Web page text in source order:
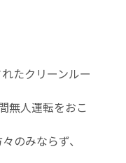
たクリーンルー
無人運転をおこ
のみならず、